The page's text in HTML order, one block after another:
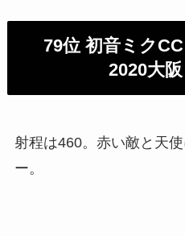
79位 初音ミク
2020大
射程は460。赤い敵と天
ー。